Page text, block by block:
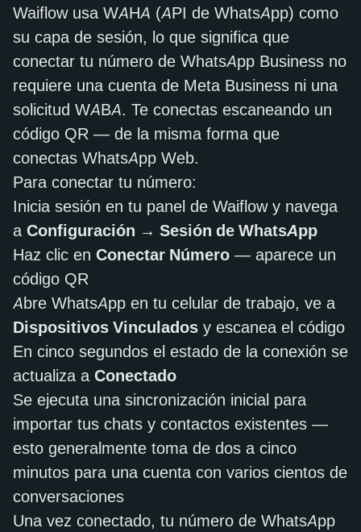
Waiflow usa WAHA (API de WhatsApp) como
su capa de sesión, lo que significa que
conectar tu número de WhatsApp Business no
requiere una cuenta de Meta Business ni una
solicitud WABA. Te conectas escaneando un
código QR — de la misma forma que
conectas WhatsApp Web.
Para conectar tu número:
Inicia sesión en tu panel de Waiflow y navega
a Configuración → Sesión de WhatsApp
Haz clic en Conectar Número — aparece un
código QR
Abre WhatsApp en tu celular de trabajo, ve a
Dispositivos Vinculados y escanea el código
En cinco segundos el estado de la conexión se
actualiza a Conectado
Se ejecuta una sincronización inicial para
importar tus chats y contactos existentes —
esto generalmente toma de dos a cinco
minutos para una cuenta con varios cientos de
conversaciones
Una vez conectado, tu número de WhatsApp